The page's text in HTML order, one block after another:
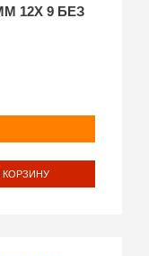
12Х 9 БЕЗ
КОРЗИНУ